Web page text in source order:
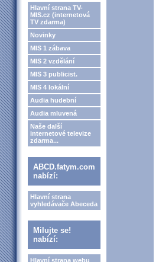
Hlavní strana TV-
MIS.cz (internetová
TV zdarma)
Novinky
MIS 1 zábava
MIS 2 vzdělání
MIS 3 publicist.
MIS 4 lokální
Audia hudební
Audia mluvená
Naše další
internetové televize
zdarma...
ABCD.fatym.com
nabízí:
Hlavní strana
vyhledávače Abeceda
Milujte se!
nabízí:
Hlavní strana webu